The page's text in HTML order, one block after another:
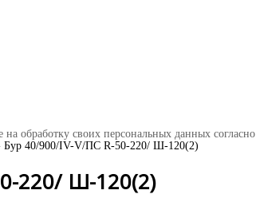
обработку своих персональных данных согласно
Бур 40/900/IV-V/ПС R-50-220/ Ш-120(2)
220/ Ш-120(2)